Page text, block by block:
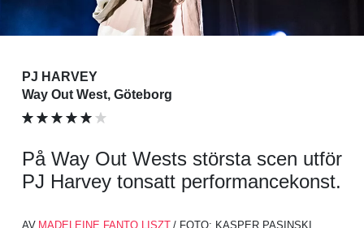
PJ HARVEY
Way Out West, Göteborg
På Way Out Wests största scen utför
PJ Harvey tonsatt performancekonst.
AV MADELEINE FANTO LISZT / FOTO: KASPER PASINSKI